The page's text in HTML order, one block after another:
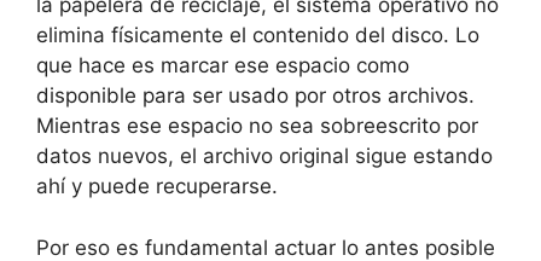
la papelera de reciclaje, el sistema operativo no
elimina físicamente el contenido del disco. Lo
que hace es marcar ese espacio como
disponible para ser usado por otros archivos.
Mientras ese espacio no sea sobreescrito por
datos nuevos, el archivo original sigue estando
ahí y puede recuperarse.
Por eso es fundamental actuar lo antes posible